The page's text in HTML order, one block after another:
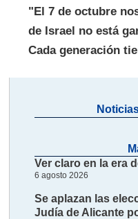
"El 7 de octubre
de Israel no está
Cada generación
Ver claro en la era
6 agosto 2026
Se aplazan las
Judía de Alicante